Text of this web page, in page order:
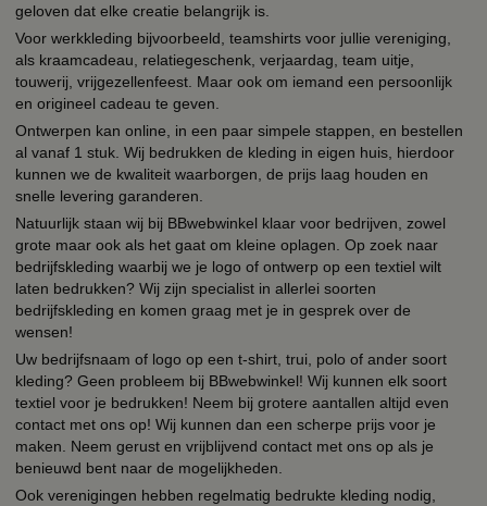
geloven dat elke creatie belangrijk is.
Voor werkkleding bijvoorbeeld, teamshirts voor jullie vereniging,
als kraamcadeau, relatiegeschenk, verjaardag, team uitje,
touwerij, vrijgezellenfeest. Maar ook om iemand een persoonlijk
en origineel cadeau te geven.
Ontwerpen kan online, in een paar simpele stappen, en bestellen
al vanaf 1 stuk. Wij bedrukken de kleding in eigen huis, hierdoor
kunnen we de kwaliteit waarborgen, de prijs laag houden en
snelle levering garanderen.
Natuurlijk staan wij bij BBwebwinkel klaar voor bedrijven, zowel
grote maar ook als het gaat om kleine oplagen. Op zoek naar
bedrijfskleding waarbij we je logo of ontwerp op een textiel wilt
laten bedrukken? Wij zijn specialist in allerlei soorten
bedrijfskleding en komen graag met je in gesprek over de
wensen!
Uw bedrijfsnaam of logo op een t-shirt, trui, polo of ander soort
kleding? Geen probleem bij BBwebwinkel! Wij kunnen elk soort
textiel voor je bedrukken! Neem bij grotere aantallen altijd even
contact met ons op! Wij kunnen dan een scherpe prijs voor je
maken. Neem gerust en vrijblijvend contact met ons op als je
benieuwd bent naar de mogelijkheden.
Ook verenigingen hebben regelmatig bedrukte kleding nodig,